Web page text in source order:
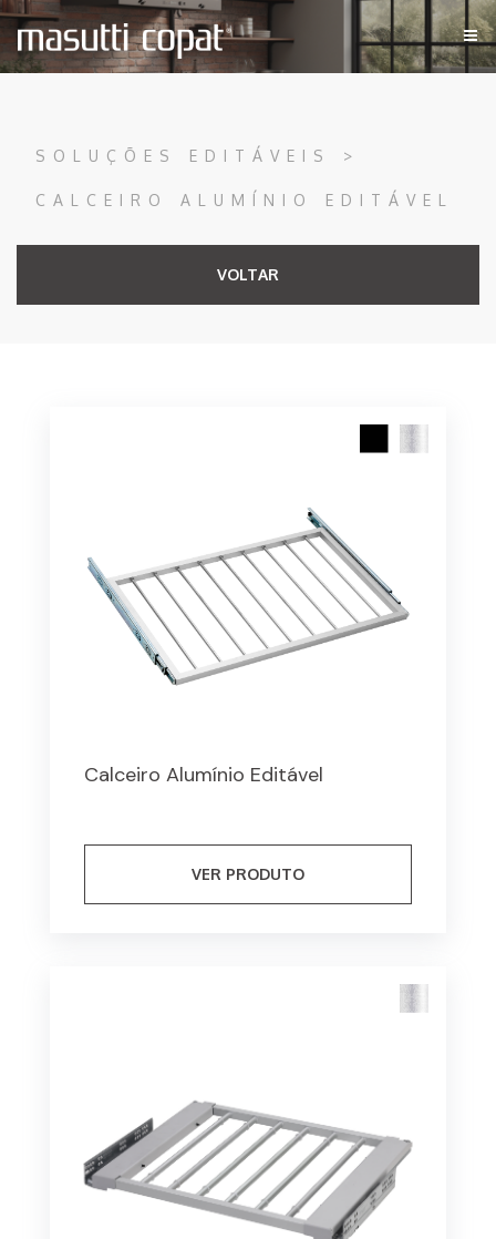
SOLUÇÕES EDITÁVEIS >
CALCEIRO ALUMÍNIO EDITÁVEL
VOLTAR
Calceiro Alumínio Editável
VER PRODUTO